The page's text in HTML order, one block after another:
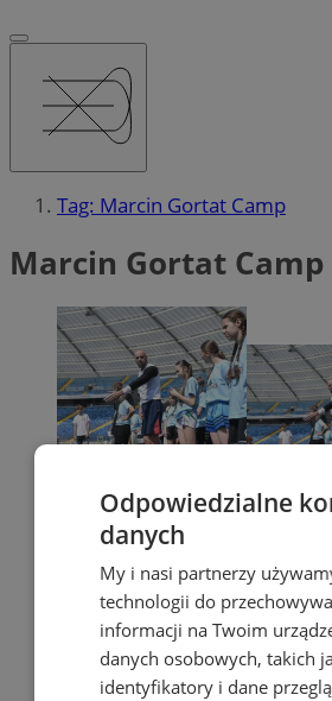
Tag: Marcin Gortat Camp
Marcin Gortat Camp
Odpowiedzialne
danych
My i nasi partnerzy
technologii do
informacji na Twoim
danych osobowych, takich
identyfikatory i dane